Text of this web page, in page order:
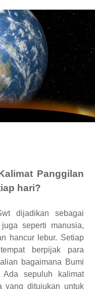
Panggilan
hari?
dijadikan sebagai
seperti manusia,
hancur lebur. Setiap
berpijak para
bagaimana Bumi
sepuluh kalimat
yang ditujukan untuk